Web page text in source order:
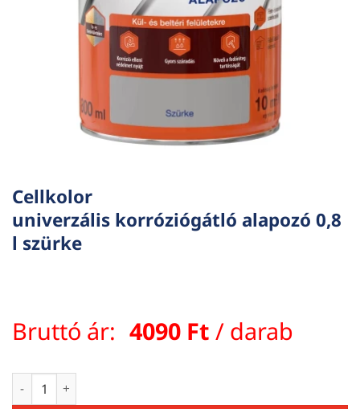
Cellkolor
univerzális korróziógátló alapozó 0,8
l szürke
Bruttó ár: 4090 Ft / darab
Cellkolor univerzális korróziógátló alapozó 0,8 l szürke